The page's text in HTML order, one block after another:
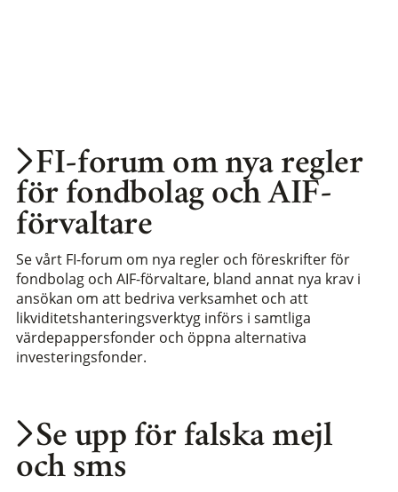
Se upp för falska mejl
och sms
FI-forum om nya regler
för fondbolag och AIF-
förvaltare
Se vårt FI-forum om nya regler och föreskrifter för
fondbolag och AIF-förvaltare, bland annat nya krav i
ansökan om att bedriva verksamhet och att
likviditetshanteringsverktyg införs i samtliga
värdepappersfonder och öppna alternativa
investeringsfonder.